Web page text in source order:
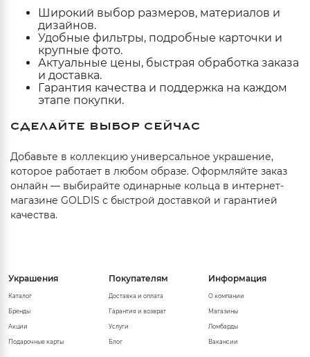
Широкий выбор размеров, материалов и
дизайнов.
Удобные фильтры, подробные карточки и
крупные фото.
Актуальные цены, быстрая обработка заказа
и доставка.
Гарантия качества и поддержка на каждом
этапе покупки.
СДЕЛАЙТЕ ВЫБОР СЕЙЧАС
Добавьте в коллекцию универсальное украшение,
которое работает в любом образе. Оформляйте заказ
онлайн — выбирайте одинарные кольца в интернет-
магазине GOLDIS с быстрой доставкой и гарантией
качества.
Информация
О компании
Магазины
Ломбарды
Вакансии
Украшения
Каталог
Бренды
Акции
Подарочные карты
Покупателям
Доставка и оплата
Гарантия и возврат
Услуги
Блог